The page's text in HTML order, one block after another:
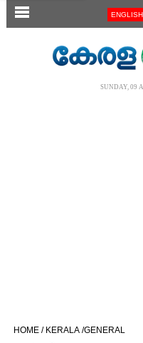
SECTIONS
CINEMA
ENGLISH
SUNDAY, 09
HOME / KERALA /GENERAL